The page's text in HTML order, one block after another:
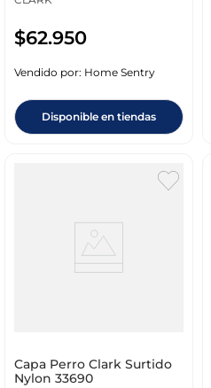
$62.950
Vendido por: Home Sentry
Disponible en tiendas
Capa Perro Clark Surtido
Nylon 33690